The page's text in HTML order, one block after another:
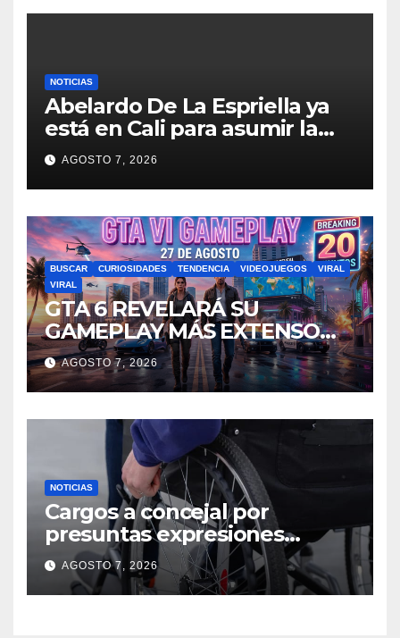
NOTICIAS
Abelardo De La Espriella ya
está en Cali para asumir la
Presidencia este 7 de agosto
AGOSTO 7, 2026
BUSCAR CURIOSIDADES TENDENCIA VIDEOJUEGOS
VIRAL
VIRAL
GTA 6 REVELARÁ SU
GAMEPLAY MÁS EXTENSO
HASTA LA FECHA:
FILTRACIONES APUNTAN A
UNA PRESENTACIÓN DE 20
MINUTOS
AGOSTO 7, 2026
NOTICIAS
Cargos a concejal por
presuntas expresiones
discriminatorias contra
persona con discapacidad
AGOSTO 7, 2026